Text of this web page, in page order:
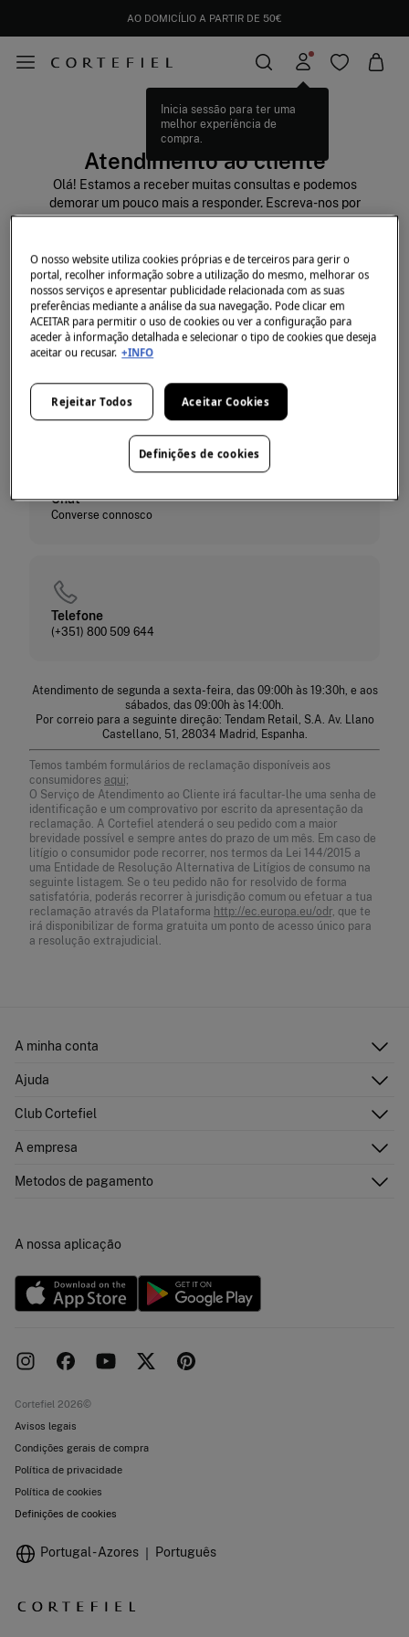
AO DOMICÍLIO A PARTIR DE 50€
Inicia sessão para ter uma
melhor experiência de
compra.
Atendimento ao cliente
Olá! Estamos a receber muitas consultas e podemos
demorar um pouco mais a responder. Escreva-nos por
WhatsApp ou e-mail e responderemos assim que possível.
Para qualquer dúvida, sugestão, reclamação ou consulta
sobre a loja online, pode dirigir-se ao Serviço de
Atendimento ao Cliente, através de qualquer um dos
seguintes meios:
E-Mail
cortefiel.pt@cortefiel.com
Chat
Converse connosco
Telefone
(+351) 800 509 644
Atendimento de segunda a sexta-feira, das 09:00h às 19:30h, e aos
sábados, das 09:00h às 14:00h.
Por correio para a seguinte direção: Tendam Retail, S.A. Av. Llano
Castellano, 51, 28034 Madrid, Espanha.
Temos também formulários de reclamação disponíveis aos
consumidores aqui;
O Serviço de Atendimento ao Cliente irá facultar-lhe uma senha de
identificação e um comprovativo por escrito da apresentação da
reclamação. A Cortefiel atenderá o seu pedido com a maior
brevidade possível e sempre antes do prazo de um mês. Em caso de
litígio o consumidor pode recorrer, nos termos da Lei 144/2015 a
uma Entidade de Resolução Alternativa de Litígios de consumo na
seguinte listagem. Se o teu pedido não for resolvido de forma
satisfatória, poderás recorrer à jurisdição comum ou efetuar a tua
reclamação através da Plataforma http://ec.europa.eu/odr, que te
irá disponibilizar de forma gratuita um ponto de acesso único para
a resolução extrajudicial.
A minha conta
Direções de envio
Cartão Presente Online
Cartão de pagamento
Ajuda
Perguntas frequentes
Trocas, devoluções e desistência
Club Cortefiel
A empresa
Trabalha connosco
Metodos de pagamento
A nossa aplicação
Cortefiel 2026©
Avisos legais
Condições gerais de compra
Política de privacidade
Política de cookies
Definições de cookies
Portugal - Azores Português
O nosso website utiliza cookies próprias e de terceiros para gerir o
portal, recolher informação sobre a utilização do mesmo, melhorar os
nossos serviços e apresentar publicidade relacionada com as suas
preferências mediante a análise da sua navegação. Pode clicar em
ACEITAR para permitir o uso de cookies ou ver a configuração para
aceder à informação detalhada e selecionar o tipo de cookies que deseja
aceitar ou recusar. +INFO
Rejeitar Todos Aceitar Cookies
Definições de cookies